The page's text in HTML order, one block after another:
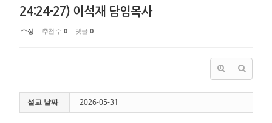
24:24-27) 이석재 담임목사
주성 추천 수 0 댓글 0
설교 날짜 2026-05-31